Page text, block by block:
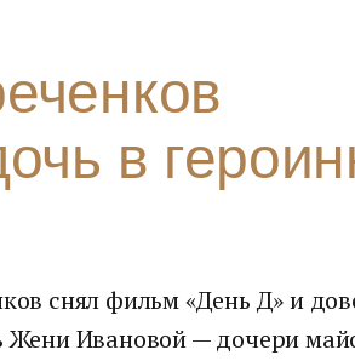
в
снял фильм «День Д» и
Жени Ивановой — дочери